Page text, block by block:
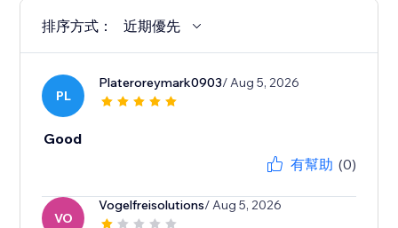
排序方式： 近期優先
PL
Plateroreymark0903/ Aug 5, 2026
Good
有幫助 (0)
VO
Vogelfreisolutions/ Aug 5, 2026